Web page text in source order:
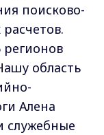
поисково-
регионов
область
Алена
служебные